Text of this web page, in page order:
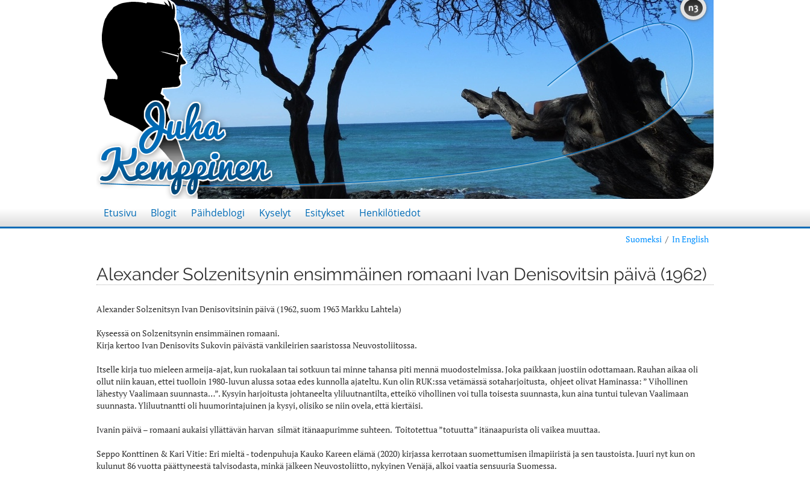
n3
Etusivu Blogit Päihdeblogi Kyselyt Esitykset Henkilötiedot
Suomeksi / In English
Alexander Solzenitsynin ensimmäinen romaani Ivan Denisovitsin päivä (1962)
Alexander Solzenitsyn Ivan Denisovitsinin päivä (1962, suom 1963 Markku Lahtela)
Kyseessä on Solzenitsynin ensimmäinen romaani.
Kirja kertoo Ivan Denisovits Sukovin päivästä vankileirien saaristossa Neuvostoliitossa.
Itselle kirja tuo mieleen armeija-ajat, kun ruokalaan tai sotkuun tai minne tahansa piti mennä muodostelmissa. Joka paikkaan juostiin odottamaan. Rauhan aikaa oli
ollut niin kauan, ettei tuolloin 1980-luvun alussa sotaa edes kunnolla ajateltu. Kun olin RUK:ssa vetämässä sotaharjoitusta, ohjeet olivat Haminassa: ” Vihollinen
lähestyy Vaalimaan suunnasta…”. Kysyin harjoitusta johtaneelta yliluutnantilta, etteikö vihollinen voi tulla toisesta suunnasta, kun aina tuntui tulevan Vaalimaan
suunnasta. Yliluutnantti oli huumorintajuinen ja kysyi, olisiko se niin ovela, että kiertäisi.
Ivanin päivä – romaani aukaisi yllättävän harvan silmät itänaapurimme suhteen. Toitotettua ”totuutta” itänaapurista oli vaikea muuttaa.
Seppo Konttinen & Kari Vitie: Eri mieltä - todenpuhuja Kauko Kareen elämä (2020) kirjassa kerrotaan suomettumisen ilmapiiristä ja sen taustoista. Juuri nyt kun on
kulunut 86 vuotta päättyneestä talvisodasta, minkä jälkeen Neuvostoliitto, nykyinen Venäjä, alkoi vaatia sensuuria Suomessa.